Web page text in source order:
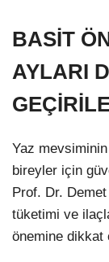
BASİT
AYLARI
Yaz mevsiminin
bireyler için
Prof. Dr.
tüketimi ve
önemine dikkat